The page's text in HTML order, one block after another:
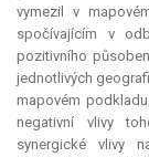
vymezil v
spočívajícím v
pozitivního
jednotlivých
mapovém
negativní vlivy
synergické vlivy